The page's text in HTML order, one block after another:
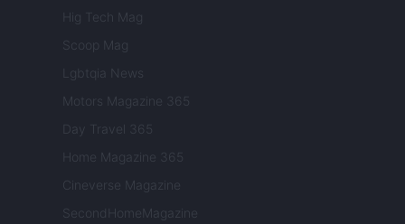
Hig Tech Mag
Scoop Mag
Lgbtqia News
Motors Magazine 365
Day Travel 365
Home Magazine 365
Cineverse Magazine
SecondHomeMagazine